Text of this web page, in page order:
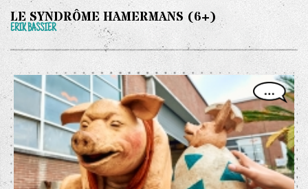
LE SYNDRÔME HAMERMANS (6+)
ERIK BASSIER